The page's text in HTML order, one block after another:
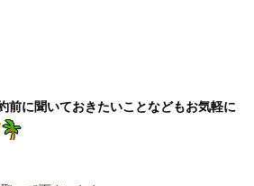
前に聞いておきたいことなどもお気軽に